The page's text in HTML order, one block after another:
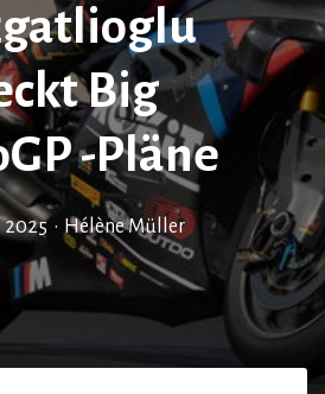
Big
-Pläne
2025 • Hélène Müller